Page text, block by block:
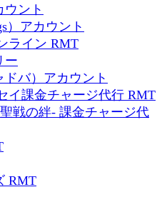
ウント
）アカウント
ライン RMT
ー
バ）アカウント
イ課金チャージ代行 RMT
戦の絆- 課金チャージ代
RMT